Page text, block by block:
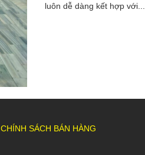
luôn dễ dàng kết hợp với...
CHÍNH SÁCH BÁN HÀNG